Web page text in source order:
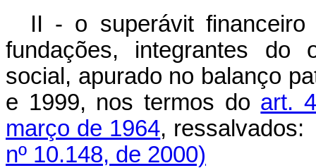
II - o superávit
fundações, integrantes do
social, apurado no balanço
e 1999, nos termos do art.
março de 1964, ressalvados:
nº 10.148, de 2000)